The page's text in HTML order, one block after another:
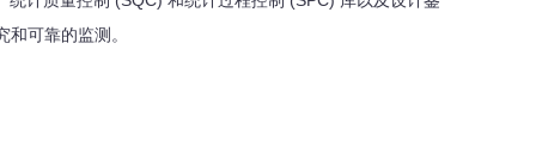
可靠的监测。